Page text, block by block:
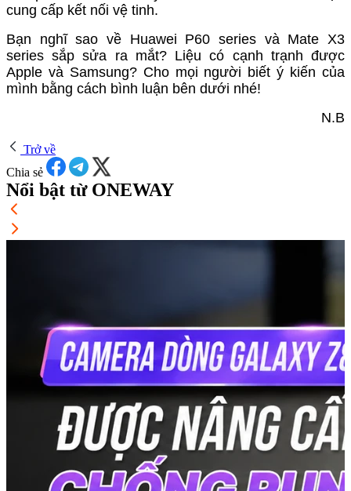
cung cấp kết nối vệ tinh.
Bạn nghĩ sao về Huawei P60 series và Mate X3
series sắp sửa ra mắt? Liệu có cạnh trạnh được
Apple và Samsung? Cho mọi người biết ý kiến của
mình bằng cách bình luận bên dưới nhé!
N.B
Trở về
Chia sẻ
Nổi bật từ ONEWAY